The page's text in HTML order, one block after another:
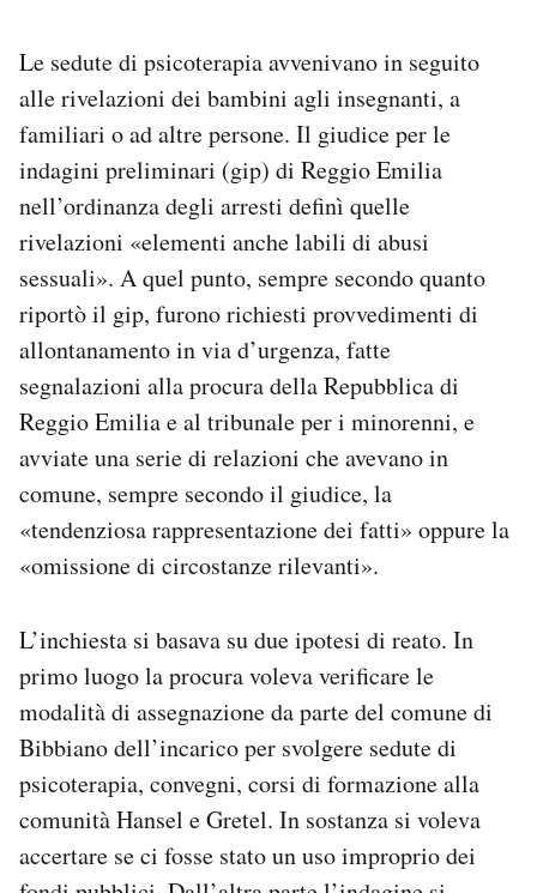
Le sedute di psicoterapia avvenivano in seguito
alle rivelazioni dei bambini agli insegnanti, a
familiari o ad altre persone. Il giudice per le
indagini preliminari (gip) di Reggio Emilia
nell’ordinanza degli arresti definì quelle
rivelazioni «elementi anche labili di abusi
sessuali». A quel punto, sempre secondo quanto
riportò il gip, furono richiesti provvedimenti di
allontanamento in via d’urgenza, fatte
segnalazioni alla procura della Repubblica di
Reggio Emilia e al tribunale per i minorenni, e
avviate una serie di relazioni che avevano in
comune, sempre secondo il giudice, la
«tendenziosa rappresentazione dei fatti» oppure la
«omissione di circostanze rilevanti».
L’inchiesta si basava su due ipotesi di reato. In
primo luogo la procura voleva verificare le
modalità di assegnazione da parte del comune di
Bibbiano dell’incarico per svolgere sedute di
psicoterapia, convegni, corsi di formazione alla
comunità Hansel e Gretel. In sostanza si voleva
accertare se ci fosse stato un uso improprio dei